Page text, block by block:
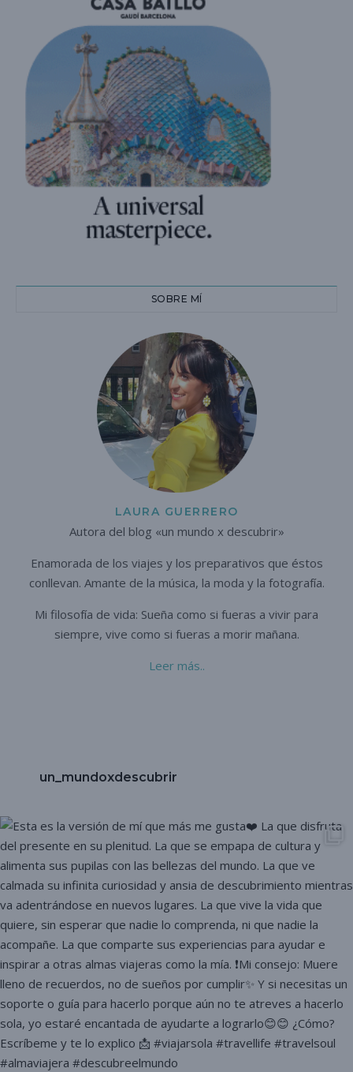
SOBRE MÍ
LAURA GUERRERO
Autora del blog «un mundo x descubrir»
Enamorada de los viajes y los preparativos que éstos
conllevan. Amante de la música, la moda y la fotografía.
Mi filosofía de vida: Sueña como si fueras a vivir para
siempre, vive como si fueras a morir mañana.
Leer más..
un_mundoxdescubrir